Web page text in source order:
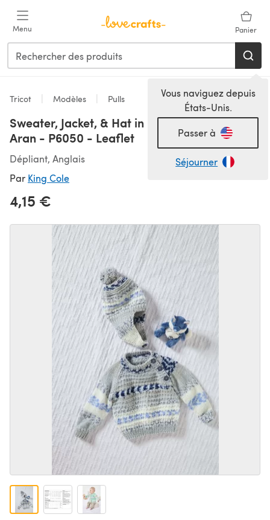
Menu Panier
Vous naviguez depuis
États-Unis.
Passer à
Séjourner
Tricot Modèles Pulls
Sweater, Jacket, & Hat in King Cole Cosy Love
Aran - P6050 - Leaflet
Dépliant, Anglais
Par King Cole
4,15 €